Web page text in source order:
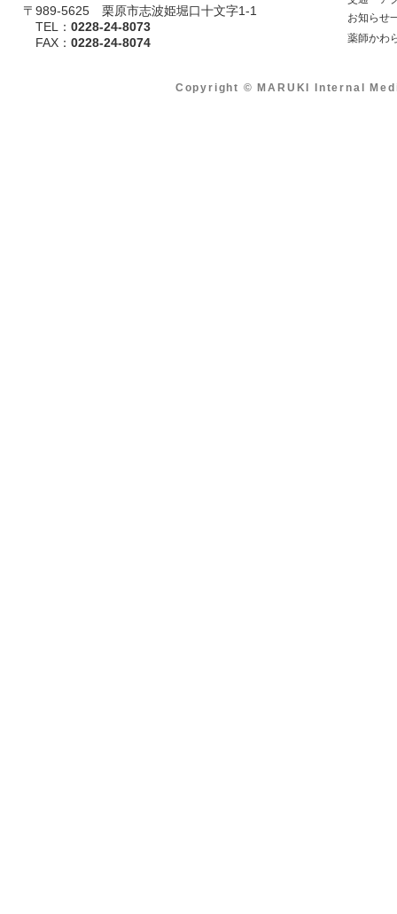
〒989-5625 栗原市志波姫堀口十文字1-1
TEL： 0228-24-8073
​ FAX： 0228-24-8074
お知らせ
薬師かわ
Copyright © MARUKI Internal